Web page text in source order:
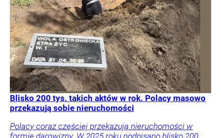
Blisko 200 tys. takich aktów w rok. Polacy masowo
przekazują sobie nieruchomości
Polacy coraz częściej przekazują nieruchomości w